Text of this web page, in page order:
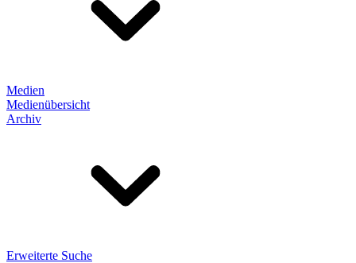
Medien
Medienübersicht
Archiv
Erweiterte Suche